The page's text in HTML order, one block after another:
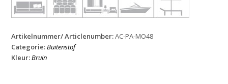
Artikelnummer/ Articlenumber:AC-PA-MO48
Categorie:Buitenstof
Kleur:Bruin